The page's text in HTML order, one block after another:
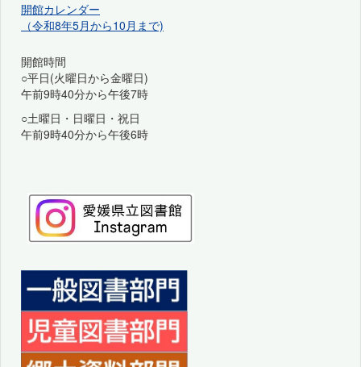
開館カレンダー
（令和8年5月から10月まで)
開館時間
○平日(火曜日から金曜日)
午前9時40分から午後7時
○土曜日・日曜日・祝日
午前9時40分から午後6時